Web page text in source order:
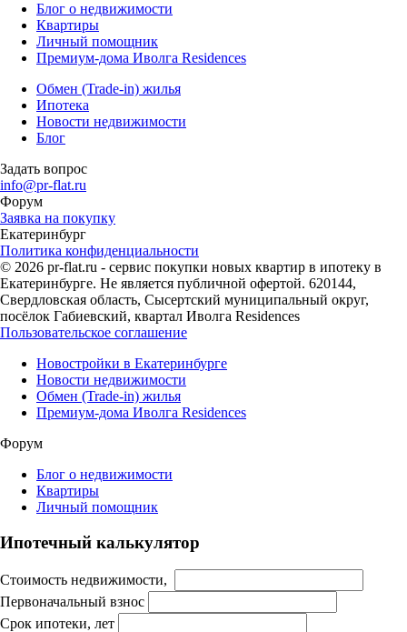
Блог о недвижимости
Квартиры
Личный помощник
Премиум-дома Иволга Residences
Обмен (Trade-in) жилья
Ипотека
Новости недвижимости
Блог
Задать вопрос
info@pr-flat.ru
Форум
Заявка на покупку
Екатеринбург
Политика конфиденциальности
© 2026 pr-flat.ru - сервис покупки новых квартир в ипотеку в
Екатеринбурге. Не является публичной офертой. 620144,
Свердловская область, Сысертский муниципальный округ,
посёлок Габиевский, квартал Иволга Residences
Пользовательское соглашение
Новостройки в Екатеринбурге
Новости недвижимости
Обмен (Trade-in) жилья
Премиум-дома Иволга Residences
Форум
Блог о недвижимости
Квартиры
Личный помощник
Ипотечный калькулятор
Стоимость недвижимости,
Первоначальный взнос
Срок ипотеки, лет